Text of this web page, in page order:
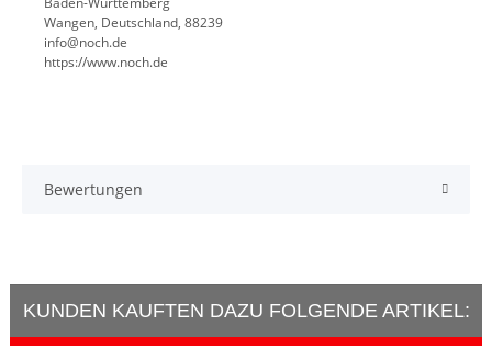
Wangen, Deutschland, 88239
info@noch.de
https://www.noch.de
Bewertungen
KUNDEN KAUFTEN DAZU FOLGENDE ARTIKEL: